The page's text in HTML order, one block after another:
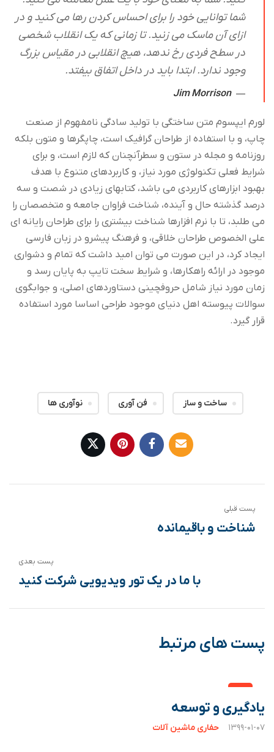
شما توانایی خود را برای احساس کردن رها می کنید و در
ازای آن ماسک می زنید. تا زمانی که یک انقلاب شخصی
در سطح فردی رخ ندهد، هیچ انقلابی در مقیاس بزرگ
وجود ندارد. ابتدا باید در داخل اتفاق بیفتد.
Jim Morrison
لورم ایپسوم متن ساختگی با تولید سادگی نامفهوم از صنعت
چاپ، و با استفاده از طراحان گرافیک است، چاپگرها و متون بلکه
روزنامه و مجله در ستون و سطرآنچنان که لازم است، و برای
شرایط فعلی تکنولوژی مورد نیاز، و کاربردهای متنوع با هدف
بهبود ابزارهای کاربردی می باشد، کتابهای زیادی در شصت و سه
درصد گذشته حال و آینده، شناخت فراوان جامعه و متخصصان را
می طلبد، تا با نرم افزارها شناخت بیشتری را برای طراحان رایانه ای
علی الخصوص طراحان خلاقی، و فرهنگ پیشرو در زبان فارسی
ایجاد کرد، در این صورت می توان امید داشت که تمام و دشواری
موجود در ارائه راهکارها، و شرایط سخت تایپ به پایان رسد و
زمان مورد نیاز شامل حروفچینی دستاوردهای اصلی، و جوابگوی
سوالات پیوسته اهل دنیای موجود طراحی اساسا مورد استفاده
قرار گیرد.
ساخت و ساز فن آوری نوآوری ها
پست قبلی
شناخت و باقیمانده
پست بعدی
با ما در یک تور ویدیویی شرکت کنید
پست های مرتبط
یادگیری و توسعه
۱۳۹۹-۰۱-۰۷ حفاری ماشین آلات